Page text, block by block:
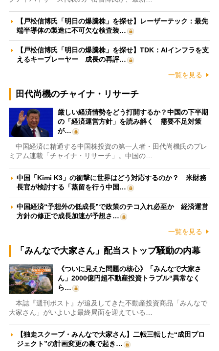
【戸松信博氏「明日の爆騰株」を探せ】レーザーテック：最先
端半導体の製造に不可欠な検査装…
【戸松信博氏「明日の爆騰株」を探せ】TDK：AIインフラを支
えるキープレーヤー 成長の再評…
一覧を見る
田代尚機のチャイナ・リサーチ
厳しい経済情勢をどう打開するか？中国の下半期
の「経済運営方針」を読み解く 需要不足対策
が…
中国経済に精通する中国株投資の第一人者・田代尚機氏のプレ
ミアム連載「チャイナ・リサーチ」。中国の…
中国「Kimi K3」の衝撃に世界はどう対応するのか？ 米財務
長官が検討する「蒸留を行う中国…
中国経済“予想外の低成長”で政策のテコ入れ必至か 経済運営
方針の修正で成長加速が予想さ…
一覧を見る
「みんなで大家さん」配当ストップ騒動の内幕
《ついに見えた問題の核心》「みんなで大家さ
ん」2000億円超不動産投資トラブル“異常なく
ら…
本誌『週刊ポスト』が追及してきた不動産投資商品「みんなで
大家さん」がいよいよ最終局面を迎えている…
【独走スクープ・みんなで大家さん】二転三転した“成田プロ
ジェクト”の計画変更の裏で起き…